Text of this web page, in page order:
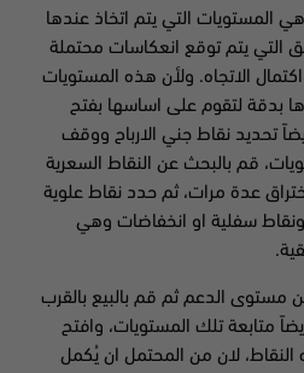
المستويات التي يتم اتخاذ عندها
التي يتم توقع انعكاسات محتملة
الاتجاه. ولأن هذه المستويات
بدقة لتقوم على اساسها بفتح
تحديد نقاط جني الارباح ووقف
قم بالبحث عن النقاط السعرية
عدة مرات، ثم حدد نقاط علوية
ونقاط سفلية او انخفاضات وهي
مستوى الدعم ثم قم بالبيع بالقرب
متابعة تلك المستويات، وافتح
لان من المحتمل ان يُكمل